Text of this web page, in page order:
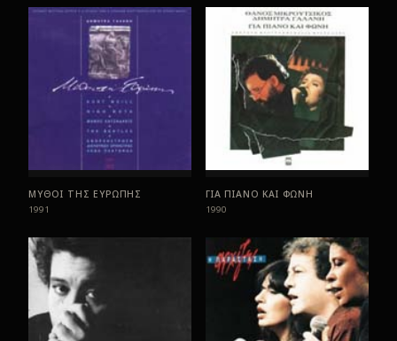
ΜΥΘΟΙ ΤΗΣ ΕΥΡΩΠΗΣ
1991
ΓΙΑ ΠΙΑΝΟ ΚΑΙ ΦΩΝΗ
1990